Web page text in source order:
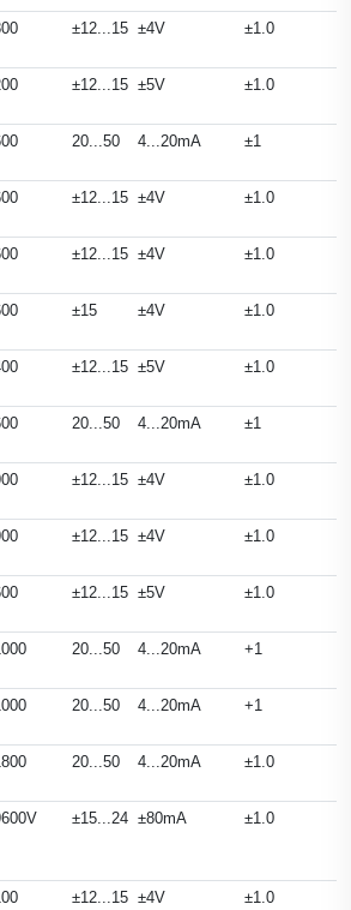
±12...15 ±4V ±1.0
±12...15 ±5V ±1.0
20...50 4...20mA ±1
±12...15 ±4V ±1.0
±12...15 ±4V ±1.0
±15 ±4V ±1.0
±12...15 ±5V ±1.0
20...50 4...20mA ±1
±12...15 ±4V ±1.0
±12...15 ±4V ±1.0
±12...15 ±5V ±1.0
20...50 4...20mA +1
20...50 4...20mA +1
20...50 4...20mA ±1.0
±15...24 ±80mA ±1.0
±12...15 ±4V ±1.0